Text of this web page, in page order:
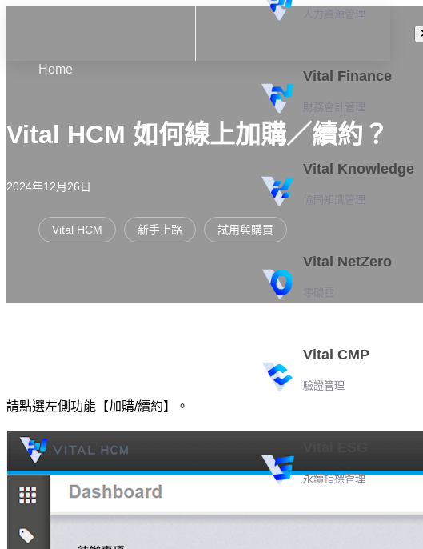
Vital Finance
Vital Knowledge
Vital NetZero
Vital CMP
驗證管理
永續指標管理
Home
Vital HCM 如何線上加購／續約？
2024年12月26日
Vital HCM 新手上路 試用與購買
請點選左側功能【加購/續約】。